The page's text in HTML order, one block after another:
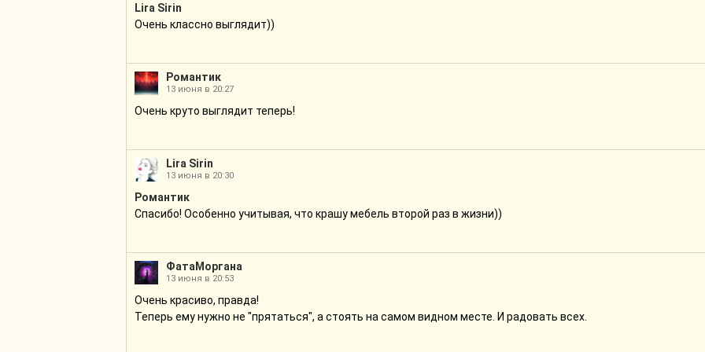
Lira Sirin
Очень классно выглядит))
Романтик
13 июня в 20:27
Очень круто выглядит теперь!
Lira Sirin
13 июня в 20:30
Романтик
Спасибо! Особенно учитывая, что крашу мебель второй раз в жизни))
ФатаМоргана
13 июня в 20:53
Очень красиво, правда!
Теперь ему нужно не "прятаться", а стоять на самом видном месте. И радовать всех.